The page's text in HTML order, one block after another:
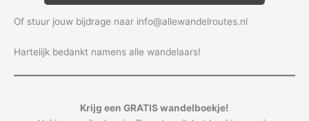
Of stuur jouw bijdrage naar info@allewandelroutes.nl
Hartelijk bedankt namens alle wandelaars!
Krijg een GRATIS wandelboekje!